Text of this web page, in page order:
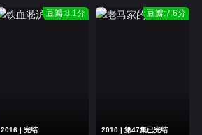
2016 | 完结
豆瓣:8.1分
2010 | 第47集已完结
豆瓣:7.6分